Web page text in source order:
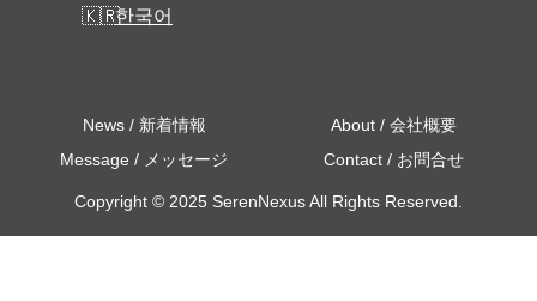
한국어
News / 新着情報
About / 会社概要
Message / メッセージ
Contact / お問合せ
Copyright © 2025 SerenNexus All Rights Reserved.